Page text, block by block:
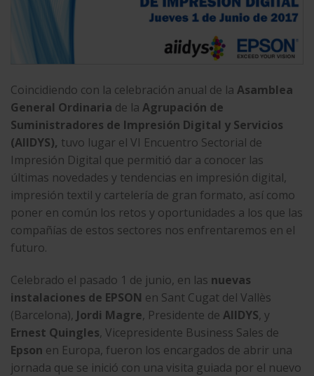
Coincidiendo con la celebración anual de la Asamblea
General Ordinaria de la Agrupación de
Suministradores de Impresión Digital y Servicios
(AIIDYS), tuvo lugar el VI Encuentro Sectorial de
Impresión Digital que permitió dar a conocer las
últimas novedades y tendencias en impresión digital,
impresión textil y cartelería de gran formato, así como
poner en común los retos y oportunidades a los que las
compañías de estos sectores nos enfrentaremos en el
futuro.
Celebrado el pasado 1 de junio, en las nuevas
instalaciones de EPSON en Sant Cugat del Vallès
(Barcelona), Jordi Magre, Presidente de AIIDYS, y
Ernest Quingles, Vicepresidente Business Sales de
Epson en Europa, fueron los encargados de abrir una
jornada que se inició con una visita guiada por el nuevo